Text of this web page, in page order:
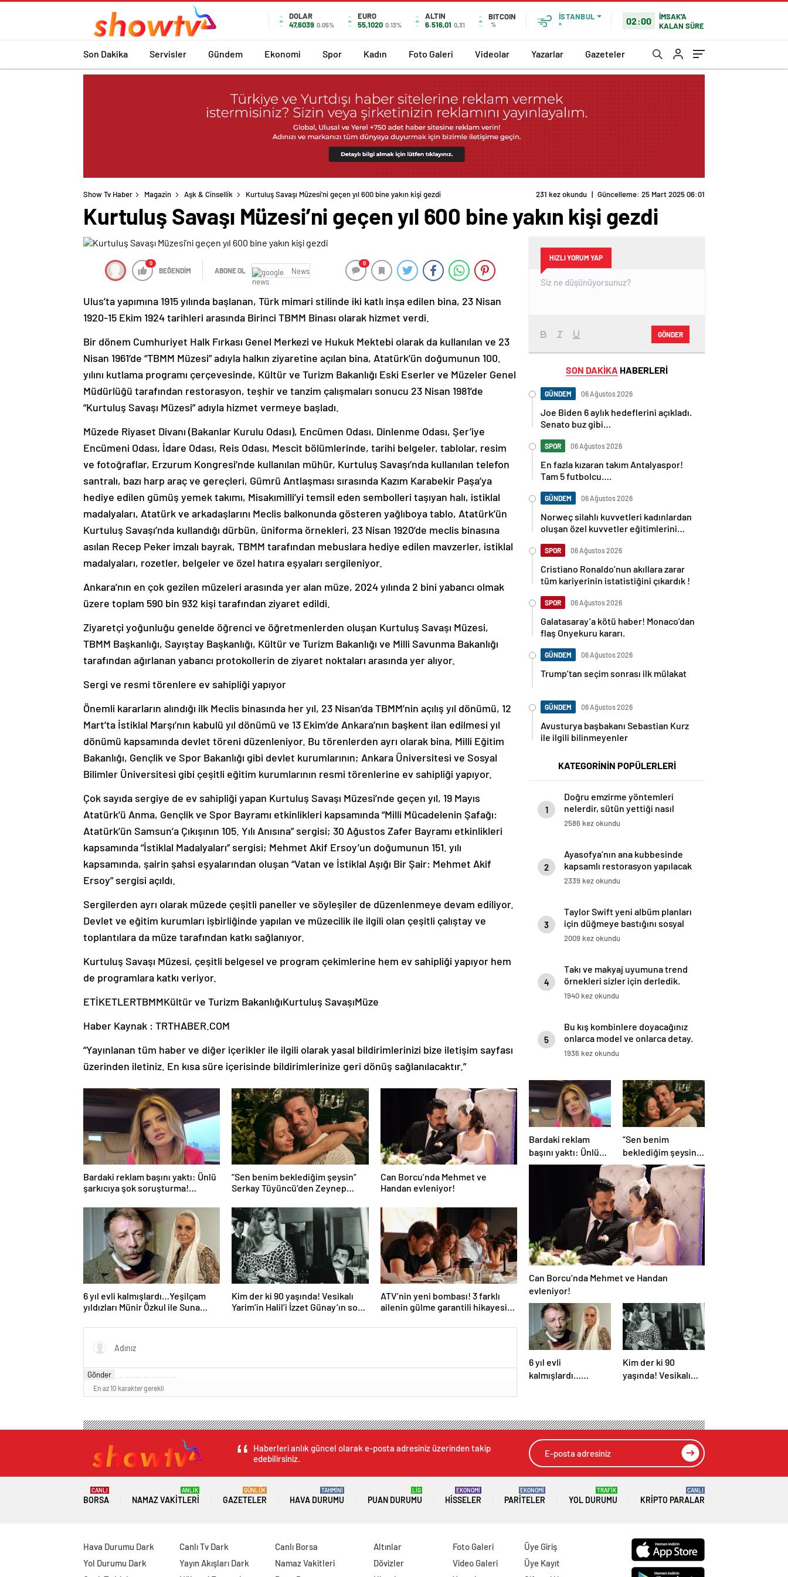
DOLAR
47,6039 0.05%
EURO
55,1020 0.13%
ALTIN
6.516,01 0,31
BITCOIN
%
İSTANBUL
°
02:00
İMSAK'A
KALAN SÜRE
Son Dakika Servisler Gündem Ekonomi Spor Kadın Foto Galeri Videolar Yazarlar Gazeteler
Show Tv Haber Magazin Aşk & Cinsellik Kurtuluş Savaşı Müzesi’ni geçen yıl 600 bine yakın kişi gezdi 231 kez okundu | Güncelleme: 25 Mart 2025 06:01
Kurtuluş Savaşı Müzesi’ni geçen yıl 600 bine yakın kişi gezdi
0
BEĞENDİM ABONE OL News
0
Ulus’ta yapımına 1915 yılında başlanan, Türk mimari stilinde iki katlı inşa edilen bina, 23 Nisan
1920-15 Ekim 1924 tarihleri arasında Birinci TBMM Binası olarak hizmet verdi.
Bir dönem Cumhuriyet Halk Fırkası Genel Merkezi ve Hukuk Mektebi olarak da kullanılan ve 23
Nisan 1961’de “TBMM Müzesi” adıyla halkın ziyaretine açılan bina, Atatürk’ün doğumunun 100.
yılını kutlama programı çerçevesinde, Kültür ve Turizm Bakanlığı Eski Eserler ve Müzeler Genel
Müdürlüğü tarafından restorasyon, teşhir ve tanzim çalışmaları sonucu 23 Nisan 1981’de
“Kurtuluş Savaşı Müzesi” adıyla hizmet vermeye başladı.
Müzede Riyaset Divanı (Bakanlar Kurulu Odası), Encümen Odası, Dinlenme Odası, Şer’iye
Encümeni Odası, İdare Odası, Reis Odası, Mescit bölümlerinde, tarihi belgeler, tablolar, resim
ve fotoğraflar, Erzurum Kongresi’nde kullanılan mühür, Kurtuluş Savaşı’nda kullanılan telefon
santralı, bazı harp araç ve gereçleri, Gümrü Antlaşması sırasında Kazım Karabekir Paşa’ya
hediye edilen gümüş yemek takımı, Misakımilli’yi temsil eden sembolleri taşıyan halı, istiklal
madalyaları, Atatürk ve arkadaşlarını Meclis balkonunda gösteren yağlıboya tablo, Atatürk’ün
Kurtuluş Savaşı’nda kullandığı dürbün, üniforma örnekleri, 23 Nisan 1920’de meclis binasına
asılan Recep Peker imzalı bayrak, TBMM tarafından mebuslara hediye edilen mavzerler, istiklal
madalyaları, rozetler, belgeler ve özel hatıra eşyaları sergileniyor.
Ankara’nın en çok gezilen müzeleri arasında yer alan müze, 2024 yılında 2 bini yabancı olmak
üzere toplam 590 bin 932 kişi tarafından ziyaret edildi.
Ziyaretçi yoğunluğu genelde öğrenci ve öğretmenlerden oluşan Kurtuluş Savaşı Müzesi,
TBMM Başkanlığı, Sayıştay Başkanlığı, Kültür ve Turizm Bakanlığı ve Milli Savunma Bakanlığı
tarafından ağırlanan yabancı protokollerin de ziyaret noktaları arasında yer alıyor.
Sergi ve resmi törenlere ev sahipliği yapıyor
Önemli kararların alındığı ilk Meclis binasında her yıl, 23 Nisan’da TBMM’nin açılış yıl dönümü, 12
Mart’ta İstiklal Marşı’nın kabulü yıl dönümü ve 13 Ekim’de Ankara’nın başkent ilan edilmesi yıl
dönümü kapsamında devlet töreni düzenleniyor. Bu törenlerden ayrı olarak bina, Milli Eğitim
Bakanlığı, Gençlik ve Spor Bakanlığı gibi devlet kurumlarının; Ankara Üniversitesi ve Sosyal
Bilimler Üniversitesi gibi çeşitli eğitim kurumlarının resmi törenlerine ev sahipliği yapıyor.
Çok sayıda sergiye de ev sahipliği yapan Kurtuluş Savaşı Müzesi’nde geçen yıl, 19 Mayıs
Atatürk’ü Anma, Gençlik ve Spor Bayramı etkinlikleri kapsamında “Milli Mücadelenin Şafağı:
Atatürk’ün Samsun’a Çıkışının 105. Yılı Anısına” sergisi; 30 Ağustos Zafer Bayramı etkinlikleri
kapsamında “İstiklal Madalyaları” sergisi; Mehmet Akif Ersoy’un doğumunun 151. yılı
kapsamında, şairin şahsi eşyalarından oluşan “Vatan ve İstiklal Aşığı Bir Şair: Mehmet Akif
Ersoy” sergisi açıldı.
Sergilerden ayrı olarak müzede çeşitli paneller ve söyleşiler de düzenlenmeye devam ediliyor.
Devlet ve eğitim kurumları işbirliğinde yapılan ve müzecilik ile ilgili olan çeşitli çalıştay ve
toplantılara da müze tarafından katkı sağlanıyor.
Kurtuluş Savaşı Müzesi, çeşitli belgesel ve program çekimlerine hem ev sahipliği yapıyor hem
de programlara katkı veriyor.
ETİKETLERTBMMKültür ve Turizm BakanlığıKurtuluş SavaşıMüze
Haber Kaynak : TRTHABER.COM
“Yayınlanan tüm haber ve diğer içerikler ile ilgili olarak yasal bildirimlerinizi bize iletişim sayfası
üzerinden iletiniz. En kısa süre içerisinde bildirimlerinize geri dönüş sağlanılacaktır.”
Bardaki reklam başını yaktı: Ünlü
şarkıcıya şok soruşturma!
“Sen benim beklediğim şeysin”
Serkay Tüyüncü’den Zeynep
Can Borcu’nda Mehmet ve
Handan evleniyor!
6 yıl evli kalmışlardı…Yeşilçam
yıldızları Münir Özkul ile Suna
Kim der ki 90 yaşında! Vesikalı
Yarim’in Halil’i İzzet Günay’ın son
ATV’nin yeni bombası! 3 farklı
ailenin gülme garantili hikayesi:
Gönder
En az 10 karakter gerekli
HIZLI YORUM YAP
GÖNDER
SON DAKİKA HABERLERİ
GÜNDEM 06 Ağustos 2026
Joe Biden 6 aylık hedeflerini açıkladı.
Senato buz gibi…
SPOR 06 Ağustos 2026
En fazla kızaran takım Antalyaspor!
Tam 5 futbolcu….
GÜNDEM 06 Ağustos 2026
Norweç silahlı kuvvetleri kadınlardan
oluşan özel kuvvetler eğitimlerini
SPOR 06 Ağustos 2026
Cristiano Ronaldo’nun akıllara zarar
tüm kariyerinin istatistiğini çıkardık !
SPOR 06 Ağustos 2026
Galatasaray’a kötü haber! Monaco’dan
flaş Onyekuru kararı.
GÜNDEM 06 Ağustos 2026
Trump’tan seçim sonrası ilk mülakat
GÜNDEM 06 Ağustos 2026
Avusturya başbakanı Sebastian Kurz
ile ilgili bilinmeyenler
KATEGORİNİN POPÜLERLERİ
1
Doğru emzirme yöntemleri
nelerdir, sütün yettiği nasıl
anlaşılır?
2586 kez okundu
2
Ayasofya’nın ana kubbesinde
kapsamlı restorasyon yapılacak
2339 kez okundu
3
Taylor Swift yeni albüm planları
için düğmeye bastığını sosyal
medyadan duyurdu!
2009 kez okundu
4
Takı ve makyaj uyumuna trend
örnekleri sizler için derledik.
1940 kez okundu
5
Bu kış kombinlere doyacağınız
onlarca model ve onlarca detay.
1936 kez okundu
Bardaki reklam
başını yaktı: Ünlü
şarkıcıya şok
Haberim yoktu…
“Sen benim
beklediğim şeysin”
Serkay Tüyüncü’den
Zeynep Bastık’a aşk
dolu 1. yıl kutlaması!
Can Borcu’nda Mehmet ve Handan
evleniyor!
6 yıl evli
kalmışlardı…
ünlü çıktı!
Kim der ki 90
yaşında! Vesikalı
Haberleri anlık güncel olarak e-posta adresiniz üzerinden takip
edebilirsiniz.
BORSA
CANLI
NAMAZ VAKITLERI
ANLIK
GAZETELER
GÜNLÜK
HAVA DURUMU
TAHMİNİ
PUAN DURUMU
LİG
HISSELER
EKONOMİ
PARITELER
EKONOMİ
YOL DURUMU
TRAFİK
KRIPTO PARALAR
CANLI
Hava Durumu Dark
Yol Durumu Dark
Canlı Tv Dark
Yayın Akışları Dark
Canlı Borsa
Namaz Vakitleri
Altınlar
Dövizler
Foto Galeri
Video Galeri
Üye Giriş
Üye Kayıt